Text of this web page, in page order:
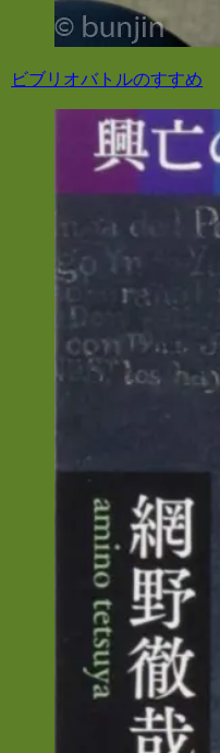
ビブリオバトルのすすめ